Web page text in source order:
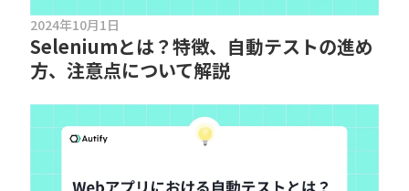
2024年10月1日
Seleniumとは？特徴、自動テストの進め
方、注意点について解説